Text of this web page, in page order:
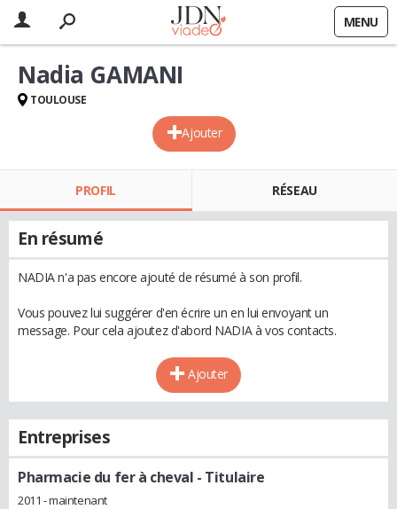
MENU
Ajouter
Nadia GAMANI
TOULOUSE
PROFIL RÉSEAU
En résumé
NADIA n'a pas encore ajouté de résumé à son profil.
Vous pouvez lui suggérer d'en écrire un en lui envoyant un
message. Pour cela ajoutez d'abord NADIA à vos contacts.
Ajouter
Entreprises
Pharmacie du fer à cheval - Titulaire
2011 - maintenant